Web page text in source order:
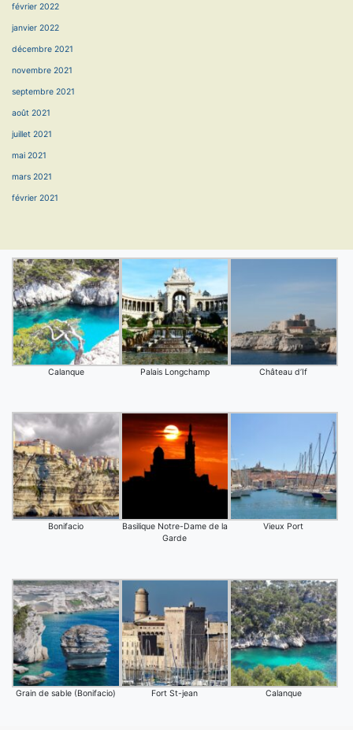
février 2022
janvier 2022
décembre 2021
novembre 2021
septembre 2021
août 2021
juillet 2021
mai 2021
mars 2021
février 2021
Calanque Palais Longchamp Château d’If
Bonifacio
Basilique Notre-Dame de la
Garde
Vieux Port
Grain de sable (Bonifacio) Fort St-jean Calanque